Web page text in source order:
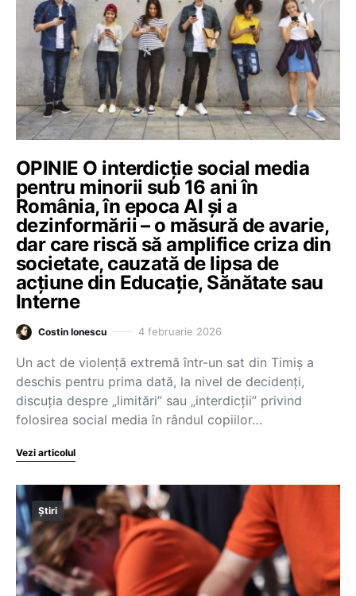
OPINIE O interdicție social media
pentru minorii sub 16 ani în
România, în epoca AI și a
dezinformării – o măsură de avarie,
dar care riscă să amplifice criza din
societate, cauzată de lipsa de
acțiune din Educație, Sănătate sau
Interne
Costin Ionescu 4 februarie 2026
Un act de violență extremă într-un sat din Timiș a
deschis pentru prima dată, la nivel de decidenți,
discuția despre „limitări” sau „interdicții” privind
folosirea social media în rândul copiilor…
Vezi articolul
Știri